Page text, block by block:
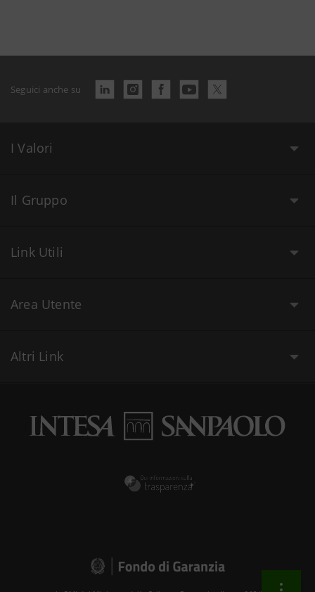
Seguici anche su
I Valori
Il Gruppo
Link Utili
Area Utente
Altri Link